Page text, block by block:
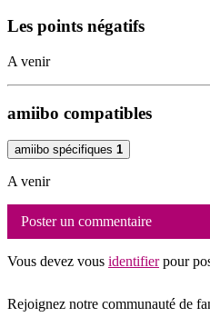
Les points négatifs
A venir
amiibo compatibles
amiibo spécifiques 1
A venir
Poster un commentaire
Vous devez vous identifierpour
Rejoignez notre communauté de